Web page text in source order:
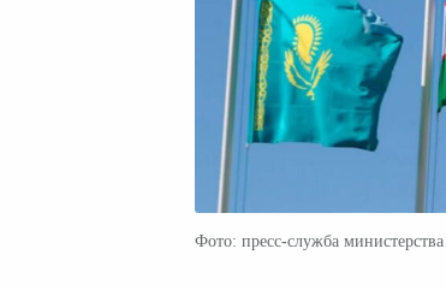
Фото: пресс-служба